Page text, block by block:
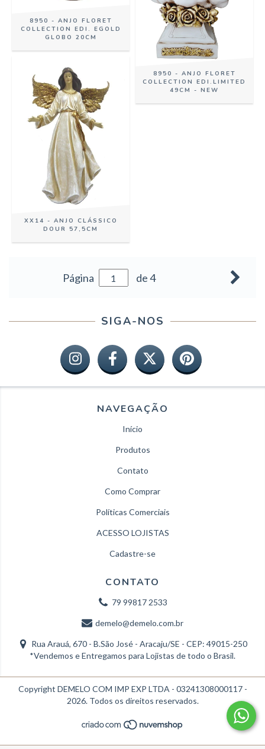
8950 - ANJO FLORET
COLLECTION EDI. EGOLD
GLOBO 20CM
XX14 - ANJO CLÁSSICO
DOUR 57,5CM
8950 - ANJO FLORET
COLLECTION EDI.LIMITED
49CM - NEW
Página de 4
SIGA-NOS
NAVEGAÇÃO
Início
Produtos
Contato
Como Comprar
Políticas Comerciais
ACESSO LOJISTAS
Cadastre-se
CONTATO
79 99817 2533
demelo@demelo.com.br
Rua Arauá, 670 - B.São José - Aracaju/SE - CEP: 49015-250
*Vendemos e Entregamos para Lojistas de todo o Brasil.
Copyright DEMELO COM IMP EXP LTDA - 03241308000117 -
2026. Todos os direitos reservados.